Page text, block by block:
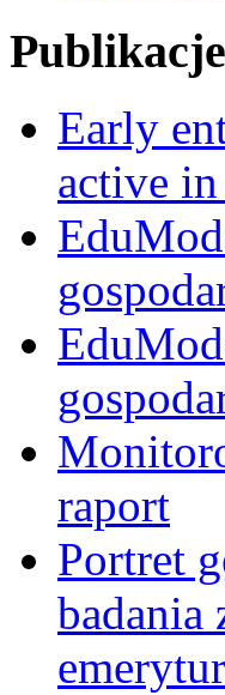
Publikacje
Early
active
raport
Portret
badania